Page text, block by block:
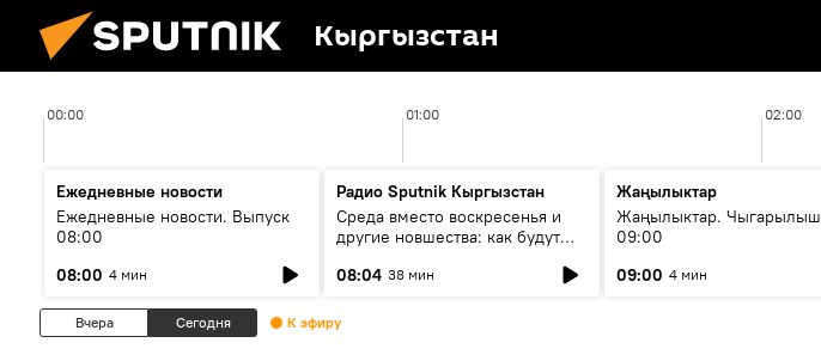
Кыргызстан
00:00 01:00 02:00
Ежедневные новости
Ежедневные новости. Выпуск
08:00
08:00 4 мин
Радио Sputnik Кыргызстан
Среда вместо воскресенья и
другие новшества: как будут
08:04 38 мин
Жаңылыктар
Жаңылыктар. Чыгарылыш
09:00
09:00 4 мин
Вчера Сегодня К эфиру